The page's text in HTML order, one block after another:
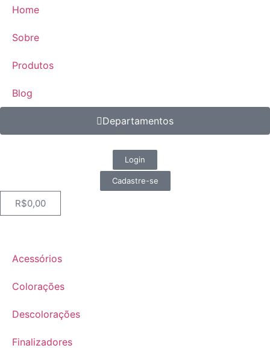
Home
Sobre
Produtos
Blog
Departamentos
Login
Cadastre-se
R$0,00
Acessórios
Colorações
Descolorações
Finalizadores